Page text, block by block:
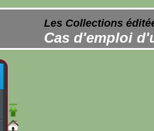
Les Collections
Cas d'emploi